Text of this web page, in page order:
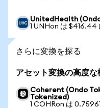
UnitedHealth
1 UNHon は $416.44
さらに変換を探る
アセット変換の高度な
Coherent (Ondo
Tokenized)
1 COHRon は